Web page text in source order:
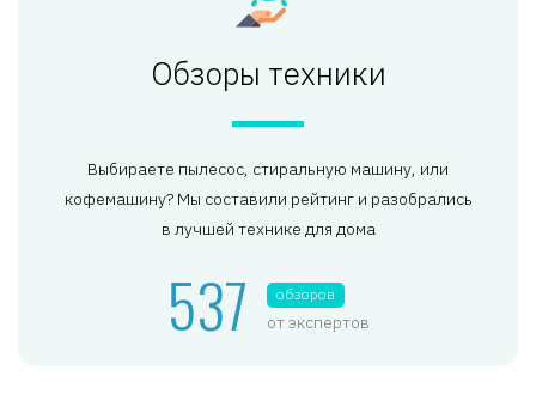
Обзоры техники
Выбираете пылесос, стиральную машину, или
кофемашину? Мы составили рейтинг и разобрались
в лучшей технике для дома
537 обзоров
от экспертов